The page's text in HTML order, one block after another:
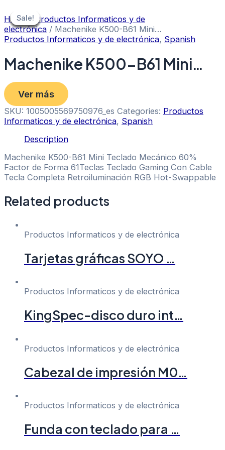
to
content
Sale!
Home/ Productos Informaticos y de
electrónica / Machenike K500-B61 Mini…
Productos Informaticos y de electrónica, Spanish
Machenike K500-B61 Mini…
Ver más
SKU: 1005005569750976_es Categories: Productos
Informaticos y de electrónica, Spanish
Description
Machenike K500-B61 Mini Teclado Mecánico 60%
Factor de Forma 61Teclas Teclado Gaming Con Cable
Tecla Completa Retroiluminación RGB Hot-Swappable
Related products
Sale!
Sale!
Productos Informaticos y de electrónica
Tarjetas gráficas SOYO …
Sale!
Sale!
Productos Informaticos y de electrónica
KingSpec-disco duro int…
Productos Informaticos y de electrónica
Cabezal de impresión M0…
Sale!
Sale!
Productos Informaticos y de electrónica
Funda con teclado para …